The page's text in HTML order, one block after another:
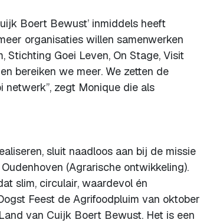
Boert Bewust’ inmiddels heeft
organisaties willen samenwerken
Goei Leven, On Stage, Visit
bereiken we meer. We zetten de
netwerk”, zegt Monique die als
sluit naadloos aan bij de missie
(Agrarische ontwikkeling).
slim, circulair, waardevol én
Feest de Agrifoodpluim van oktober
van Cuijk Boert Bewust. Het is een